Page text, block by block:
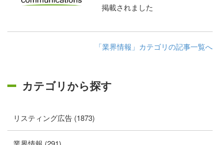
掲載されました
「業界情報」カテゴリの記事一覧へ
カテゴリから探す
リスティング広告 (1873)